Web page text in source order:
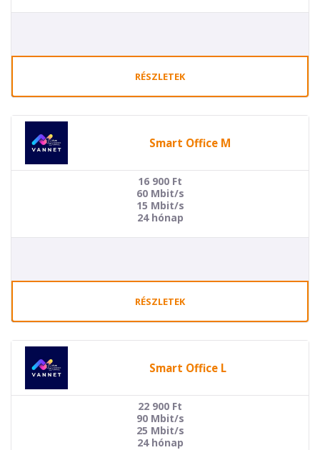
RÉSZLETEK
Smart Office M
16 900 Ft
60 Mbit/s
15 Mbit/s
24 hónap
RÉSZLETEK
Smart Office L
22 900 Ft
90 Mbit/s
25 Mbit/s
24 hónap